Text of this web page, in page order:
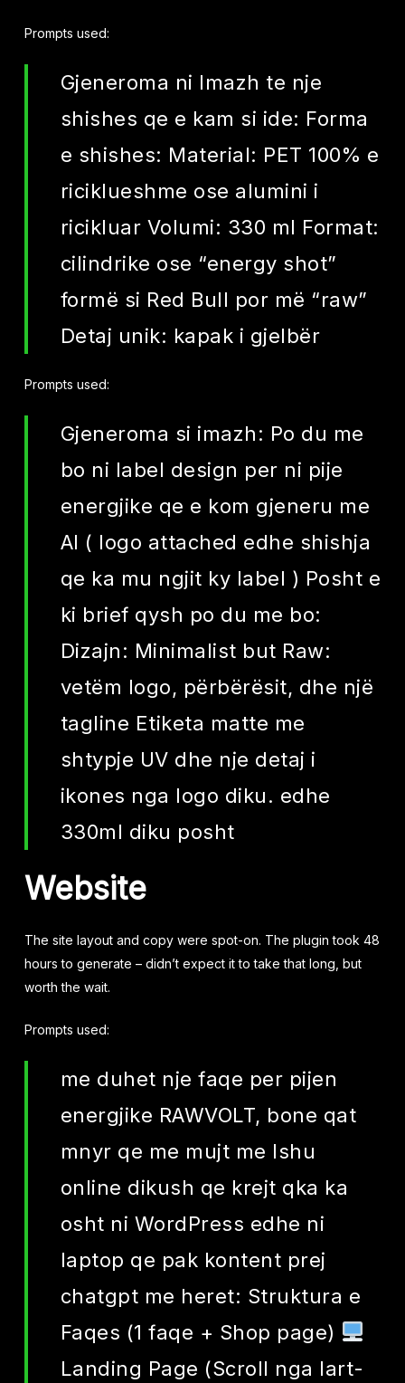
Prompts used:
Gjeneroma ni Imazh te nje
shishes qe e kam si ide: Forma
e shishes: Material: PET 100% e
riciklueshme ose alumini i
ricikluar Volumi: 330 ml Format:
cilindrike ose “energy shot”
formë si Red Bull por më “raw”
Detaj unik: kapak i gjelbër
Prompts used:
Gjeneroma si imazh: Po du me
bo ni label design per ni pije
energjike qe e kom gjeneru me
AI ( logo attached edhe shishja
qe ka mu ngjit ky label ) Posht e
ki brief qysh po du me bo:
Dizajn: Minimalist but Raw:
vetëm logo, përbërësit, dhe një
tagline Etiketa matte me
shtypje UV dhe nje detaj i
ikones nga logo diku. edhe
330ml diku posht
Website
The site layout and copy were spot-on. The plugin took 48
hours to generate – didn’t expect it to take that long, but
worth the wait.
Prompts used:
me duhet nje faqe per pijen
energjike RAWVOLT, bone qat
mnyr qe me mujt me lshu
online dikush qe krejt qka ka
osht ni WordPress edhe ni
laptop qe pak kontent prej
chatgpt me heret: Struktura e
Faqes (1 faqe + Shop page)
Landing Page (Scroll nga lart-